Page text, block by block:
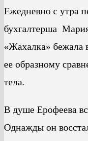
Ежедневно с утра
бухгалтерша
«Жахалка» бежала
ее образному
тела.
В душе Ерофеева
Однажды он